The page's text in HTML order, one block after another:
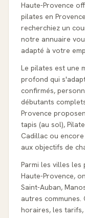
Haute-Provence
pilates en
recherchiez un
notre annuaire
adapté à votre
Le pilates est une
profond qui
confirmés,
débutants
Provence
tapis (au sol),
Cadillac ou
aux objectifs de
Parmi les villes
Haute-Provence,
Saint-Auban,
autres
horaires, les tarifs,